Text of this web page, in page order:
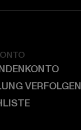
VERFOLGEN